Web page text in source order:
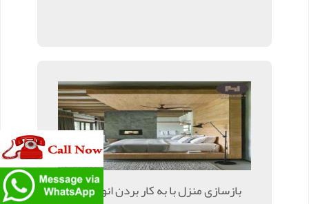
بازسازی منزل با به کار بردن انواع چوب